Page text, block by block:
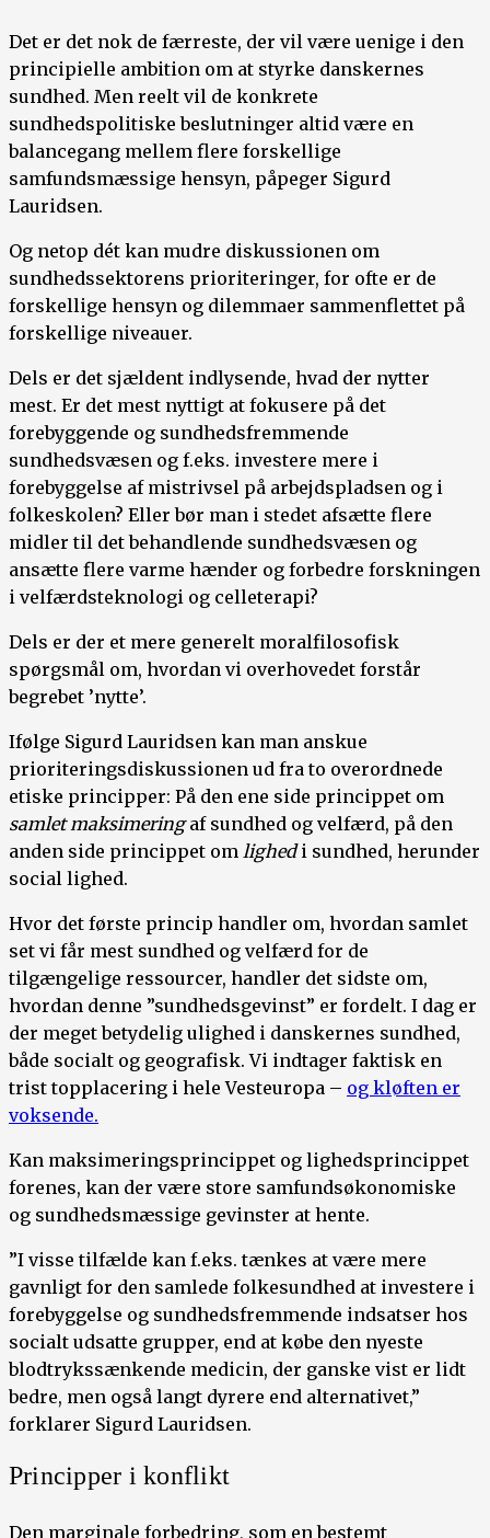
Det er det nok de færreste, der vil være uenige i den
principielle ambition om at styrke danskernes
sundhed. Men reelt vil de konkrete
sundhedspolitiske beslutninger altid være en
balancegang mellem flere forskellige
samfundsmæssige hensyn, påpeger Sigurd
Lauridsen.
Og netop dét kan mudre diskussionen om
sundhedssektorens prioriteringer, for ofte er de
forskellige hensyn og dilemmaer sammenflettet på
forskellige niveauer.
Dels er det sjældent indlysende, hvad der nytter
mest. Er det mest nyttigt at fokusere på det
forebyggende og sundhedsfremmende
sundhedsvæsen og f.eks. investere mere i
forebyggelse af mistrivsel på arbejdspladsen og i
folkeskolen? Eller bør man i stedet afsætte flere
midler til det behandlende sundhedsvæsen og
ansætte flere varme hænder og forbedre forskningen
i velfærdsteknologi og celleterapi?
Dels er der et mere generelt moralfilosofisk
spørgsmål om, hvordan vi overhovedet forstår
begrebet ’nytte’.
Ifølge Sigurd Lauridsen kan man anskue
prioriteringsdiskussionen ud fra to overordnede
etiske principper: På den ene side princippet om
samlet maksimeringaf sundhed og velfærd, på den
anden side princippet om lighedi sundhed, herunder
social lighed.
Hvor det første princip handler om, hvordan samlet
set vi får mest sundhed og velfærd for de
tilgængelige ressourcer, handler det sidste om,
hvordan denne ”sundhedsgevinst” er fordelt. I dag er
der meget betydelig ulighed i danskernes sundhed,
både socialt og geografisk. Vi indtager faktisk en
trist topplacering i hele Vesteuropa – og kløften er
voksende.
Kan maksimeringsprincippet og lighedsprincippet
forenes, kan der være store samfundsøkonomiske
og sundhedsmæssige gevinster at hente.
”I visse tilfælde kan f.eks. tænkes at være mere
gavnligt for den samlede folkesundhed at investere i
forebyggelse og sundhedsfremmende indsatser hos
socialt udsatte grupper, end at købe den nyeste
blodtrykssænkende medicin, der ganske vist er lidt
bedre, men også langt dyrere end alternativet,”
forklarer Sigurd Lauridsen.
Principper i konflikt
Den marginale forbedring, som en bestemt